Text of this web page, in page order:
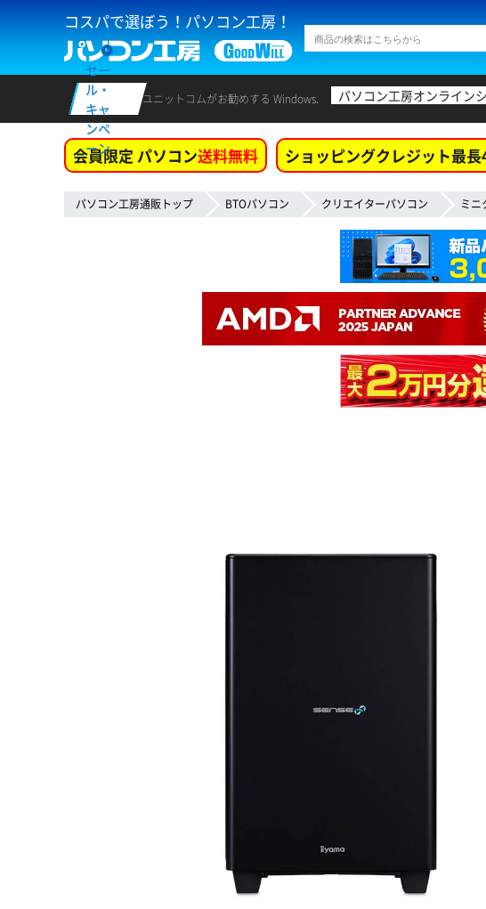
コスパで選ぼう！パソコン工房！
セー
ル・
キャ
ンペ
ーン
ユニットコムがお勧めする Windows. パソコン工房オンライン
会員限定 パソコン送料無料 ショッピングクレジット最
パソコン工房通販トップ BTOパソコン クリエイターパソコン ミ